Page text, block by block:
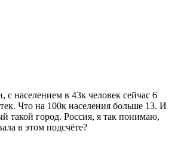
населением в 43к человек сейчас 6
Что на 100к населения больше 13. И
такой город. Россия, я так понимаю,
в этом подсчёте?